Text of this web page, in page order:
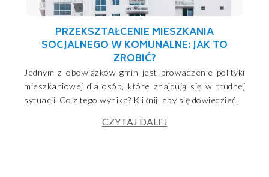
PRZEKSZTAŁCENIE MIESZKANIA
SOCJALNEGO W KOMUNALNE: JAK TO
ZROBIĆ?
Jednym z obowiązków gmin jest prowadzenie polityki
mieszkaniowej dla osób, które znajdują się w trudnej
sytuacji. Co z tego wynika? Kliknij, aby się dowiedzieć!
CZYTAJ DALEJ